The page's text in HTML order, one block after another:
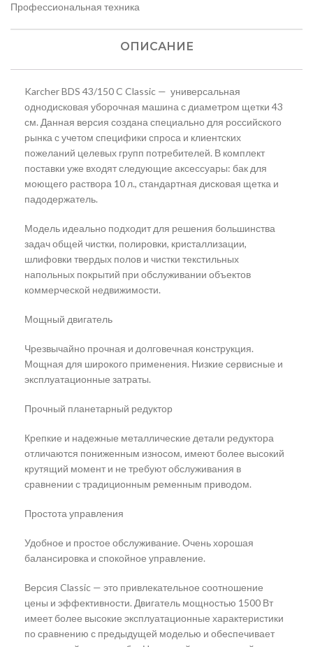
Профессиональная техника
ОПИСАНИЕ
Karcher BDS 43/150 C Classic — универсальная
однодисковая уборочная машина с диаметром щетки 43
см. Данная версия создана специально для российского
рынка с учетом специфики спроса и клиентских
пожеланий целевых групп потребителей. В комплект
поставки уже входят следующие аксессуары: бак для
моющего раствора 10 л., стандартная дисковая щетка и
падодержатель.
Модель идеально подходит для решения большинства
задач общей чистки, полировки, кристаллизации,
шлифовки твердых полов и чистки текстильных
напольных покрытий при обслуживании объектов
коммерческой недвижимости.
Мощный двигатель
Чрезвычайно прочная и долговечная конструкция.
Мощная для широкого применения. Низкие сервисные и
эксплуатационные затраты.
Прочный планетарный редуктор
Крепкие и надежные металлические детали редуктора
отличаются пониженным износом, имеют более высокий
крутящий момент и не требуют обслуживания в
сравнении с традиционным ременным приводом.
Простота управления
Удобное и простое обслуживание. Очень хорошая
балансировка и спокойное управление.
Версия Classic — это привлекательное соотношение
цены и эффективности. Двигатель мощностью 1500 Вт
имеет более высокие эксплуатационные характеристики
по сравнению с предыдущей моделью и обеспечивает